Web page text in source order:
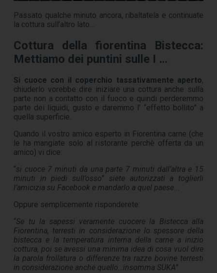
Passato qualche minuto ancora, ribaltatela e continuate
la cottura sull’altro lato…
Cottura della fiorentina Bistecca:
Mettiamo dei puntini sulle I …
Si cuoce con il coperchio tassativamente aperto,
chiuderlo vorebbe dire iniziare una cottura anche sulla
parte non a contatto con il fuoco e quindi perderemmo
parte dei liquidi, gusto e daremmo l’ “effetto bollito” a
quella superficie.
Quando il vostro amico esperto in Fiorentina carne (che
le ha mangiate solo al ristorante perchè offerta da un
amico) vi dice:
“si cuoce 7 minuti da una parte 7 minuti dall’altra e 15
minuti in piedi sull’osso” siete autorizzati a toglierli
l’amicizia su Facebook e mandarlo a quel paese...
Oppure semplicemente risponderete:
“Se tu la sapessi veramente cuocere la Bistecca alla
Fiorentina, terresti in considerazione lo spessore della
bistecca e la temperatura interna della carne a inizio
cottura, poi se avessi una minima idea di cosa vuol dire
la parola frollatura o differenze tra razze bovine terresti
in considerazione anche quello…insomma SUKA”